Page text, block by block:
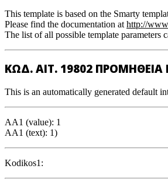
This template is based on the Smarty
Please find the documentation at http://
The list of all possible template parameters
ΚΩΔ. ΑΙΤ. 19802 ΠΡΟΜΗΘΕΙΑ
This is an automatically generated default
AA1 (value): 1
AA1 (text): 1)
Kodikos1: